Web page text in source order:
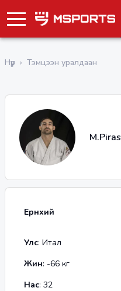
Нүүр › Тэмцээн уралдаан
M.Piras
Ерөнхий
Улс: Итал
Жин: -66 кг
Нас: 32